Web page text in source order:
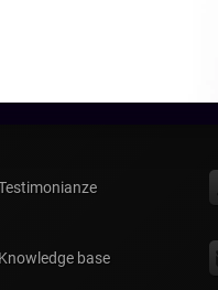
Knowledge base